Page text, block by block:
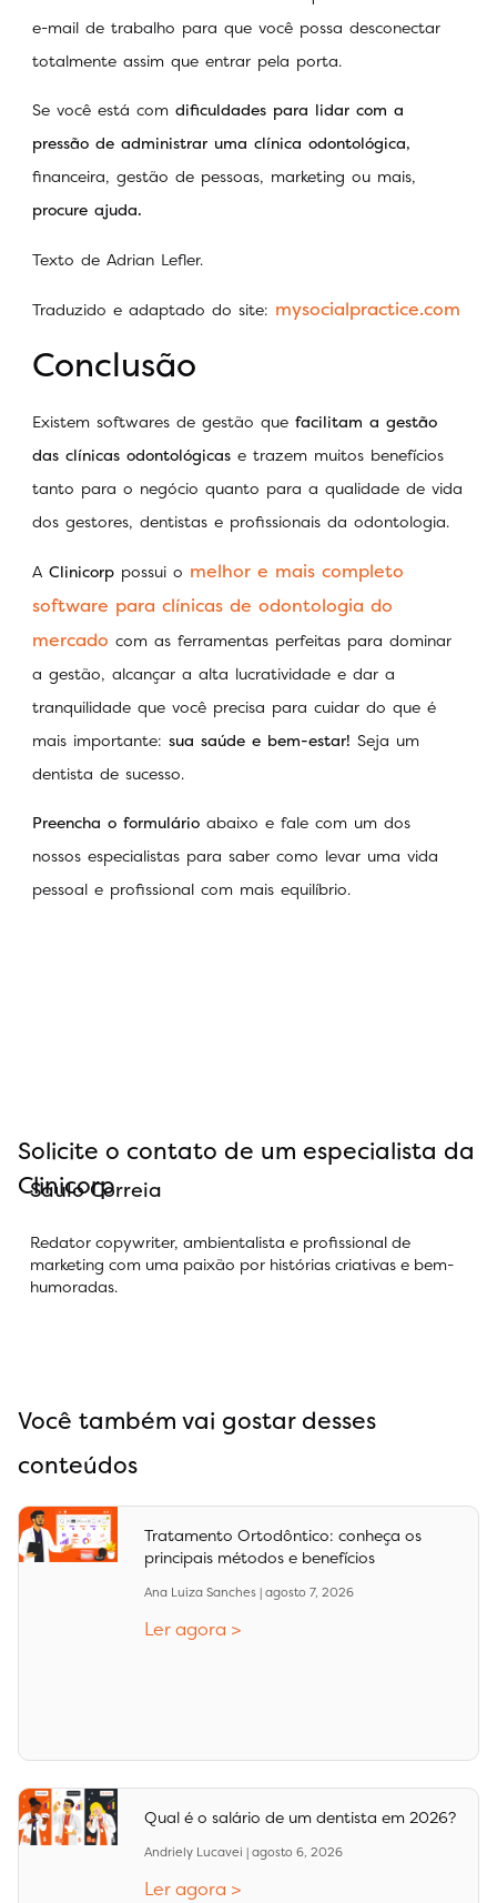
e-mail de trabalho para que você possa desconectar
totalmente assim que entrar pela porta.
Se você está com dificuldades para lidar com a
pressão de administrar uma clínica odontológica,
financeira, gestão de pessoas, marketing ou mais,
procure ajuda.
Texto de Adrian Lefler.
Traduzido e adaptado do site: mysocialpractice.com
Conclusão
Existem softwares de gestão que facilitam a gestão
das clínicas odontológicas e trazem muitos benefícios
tanto para o negócio quanto para a qualidade de vida
dos gestores, dentistas e profissionais da odontologia.
A Clinicorp possui o melhor e mais completo
software para clínicas de odontologia do
mercado com as ferramentas perfeitas para dominar
a gestão, alcançar a alta lucratividade e dar a
tranquilidade que você precisa para cuidar do que é
mais importante: sua saúde e bem-estar! Seja um
dentista de sucesso.
Preencha o formulário abaixo e fale com um dos
nossos especialistas para saber como levar uma vida
pessoal e profissional com mais equilíbrio.
Solicite o contato de um especialista da
Clinicorp
Saulo Correia
Redator copywriter, ambientalista e profissional de
marketing com uma paixão por histórias criativas e bem-
humoradas.
Você também vai gostar desses
conteúdos
Tratamento Ortodôntico: conheça os
principais métodos e benefícios
Ana Luiza Sanches agosto 7, 2026
Ler agora >
Qual é o salário de um dentista em 2026?
Andriely Lucavei agosto 6, 2026
Ler agora >